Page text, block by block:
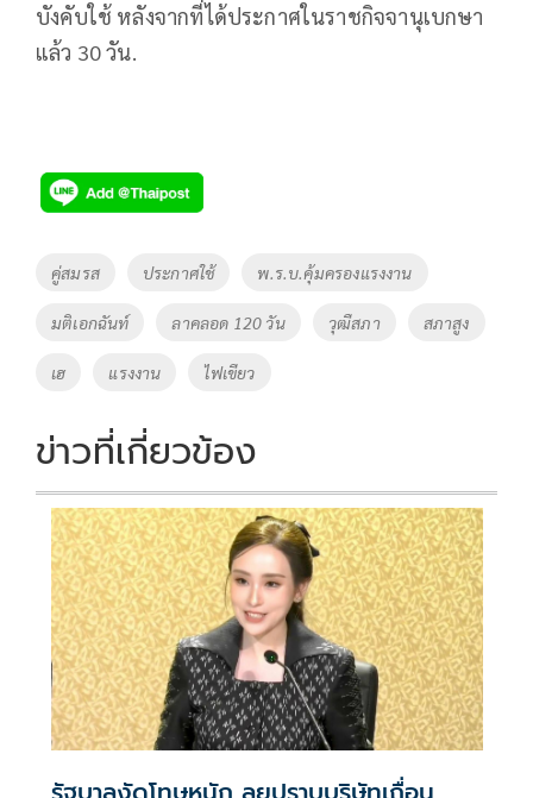
บังคับใช้ หลังจากที่ได้ประกาศในราชกิจจานุเบกษา
แล้ว 30 วัน.
Tags
คู่สมรส ประกาศใช้ พ.ร.บ.คุ้มครองแรงงาน
มติเอกฉันท์ ลาคลอด 120 วัน วุฒืสภา สภาสูง
เฮ แรงงาน ไฟเขียว
ข่าวที่เกี่ยวข้อง